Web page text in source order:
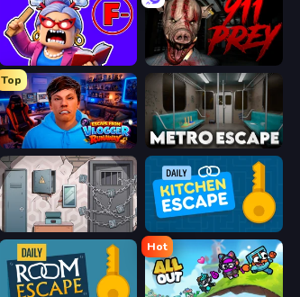
911: Prey
Top
Escape from Vlogger: Runaway Metro Escape
Cube Stories: Escape Daily Kitchen Escape
Hot